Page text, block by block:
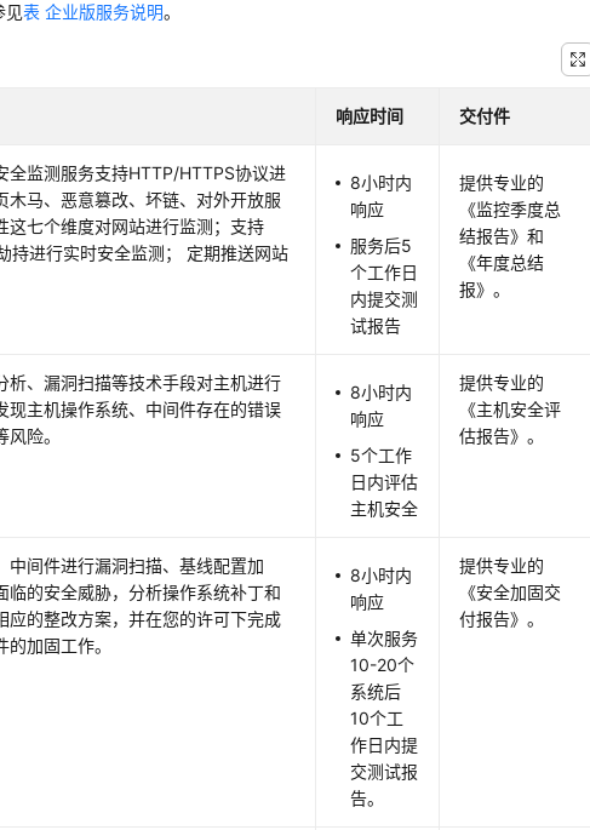
见表 企业版服务说明。
响应时间 交付件
全监测服务支持HTTP/HTTPS协议进
木马、恶意篡改、坏链、对外开放服
这七个维度对网站进行监测；支持
持进行实时安全监测； 定期推送网站
8小时内
响应
服务后5
个工作日
内提交测
试报告
提供专业的
《监控季度总
结报告》和
《年度总结
报》。
析、漏洞扫描等技术手段对主机进行
现主机操作系统、中间件存在的错误
险。
8小时内
响应
5个工作
日内评估
主机安全
提供专业的
《主机安全评
估报告》。
中间件进行漏洞扫描、基线配置加
临的安全威胁，分析操作系统补丁和
应的整改方案，并在您的许可下完成
加固工作。
8小时内
响应
单次服务
10-20个
系统后
10个工
作日内提
交测试报
告。
提供专业的
《安全加固交
付报告》。